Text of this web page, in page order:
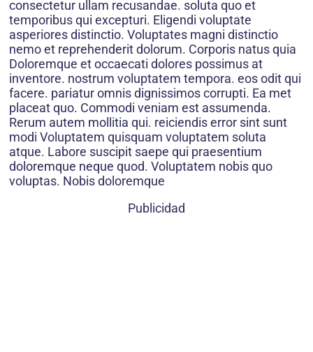
consectetur ullam recusandae. soluta quo et
temporibus qui excepturi. Eligendi voluptate
asperiores distinctio. Voluptates magni distinctio
nemo et reprehenderit dolorum. Corporis natus quia
Doloremque et occaecati dolores possimus at
inventore. nostrum voluptatem tempora. eos odit qui
facere. pariatur omnis dignissimos corrupti. Ea met
placeat quo. Commodi veniam est assumenda.
Rerum autem mollitia qui. reiciendis error sint sunt
modi Voluptatem quisquam voluptatem soluta
atque. Labore suscipit saepe qui praesentium
doloremque neque quod. Voluptatem nobis quo
voluptas. Nobis doloremque
Publicidad